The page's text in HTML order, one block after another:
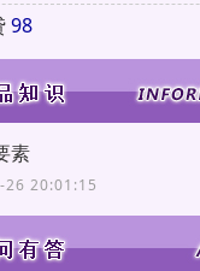
98
素
20:01:15